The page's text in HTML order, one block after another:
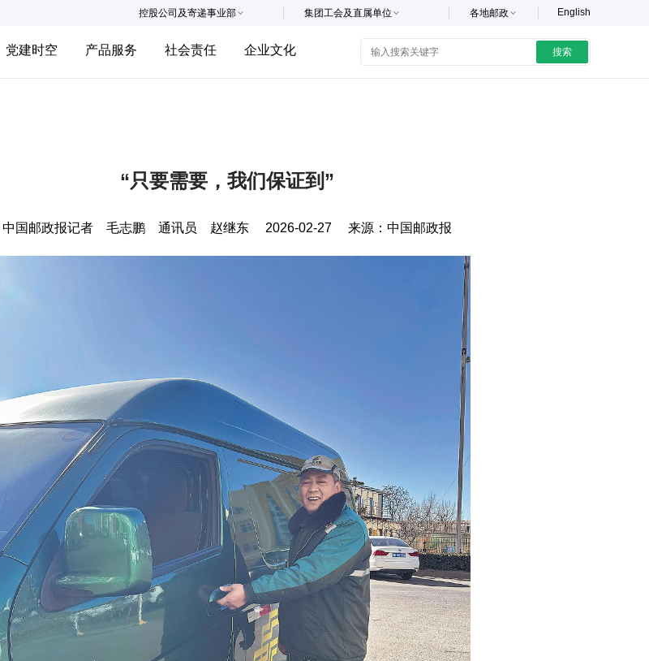
English
各地邮政
集团工会及直属单位
控股公司及寄递事业部
党建时空 产品服务 社会责任 企业文化 搜索
“只要需要，我们保证到”
中国邮政报记者 毛志鹏 通讯员 赵继东 2026-02-27 来源： 中国邮政报